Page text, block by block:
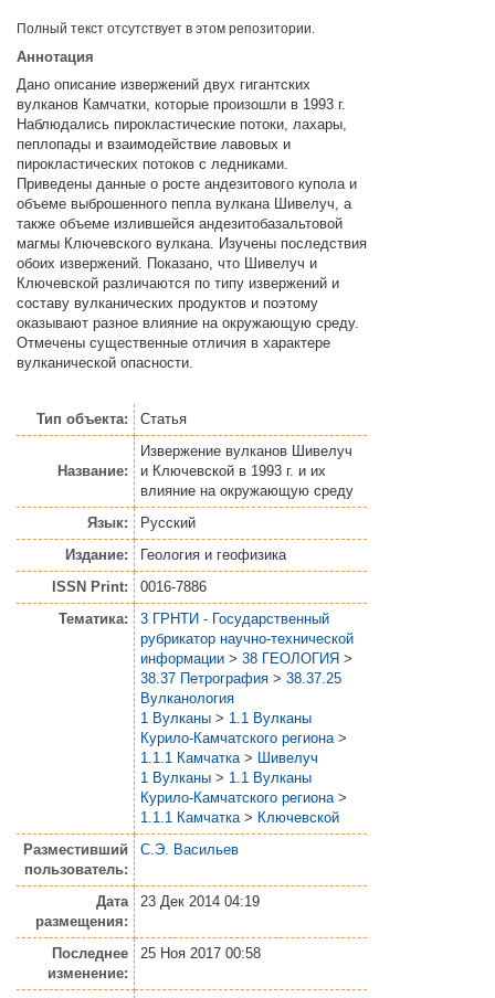
Полный текст отсутствует в этом репозитории.
Аннотация
Дано описание извержений двух гигантских
вулканов Камчатки, которые произошли в 1993 г.
Наблюдались пирокластические потоки, лахары,
пеплопады и взаимодействие лавовых и
пирокластических потоков с ледниками.
Приведены данные о росте андезитового купола и
объеме выброшенного пепла вулкана Шивелуч, а
также объеме излившейся андезитобазальтовой
магмы Ключевского вулкана. Изучены последствия
обоих извержений. Показано, что Шивелуч и
Ключевской различаются по типу извержений и
составу вулканических продуктов и поэтому
оказывают разное влияние на окружающую среду.
Отмечены существенные отличия в характере
вулканической опасности.
Тип объекта: Статья
Название:
Извержение вулканов Шивелуч
и Ключевской в 1993 г. и их
влияние на окружающую среду
Язык:
Русский
Издание:
Геология и геофизика
ISSN Print:
0016-7886
Тематика:
3 ГРНТИ - Государственный
рубрикатор научно-технической
информации > 38 ГЕОЛОГИЯ >
38.37 Петрография > 38.37.25
Вулканология
1 Вулканы > 1.1 Вулканы
Курило-Камчатского региона >
1.1.1 Камчатка > Шивелуч
1 Вулканы > 1.1 Вулканы
Курило-Камчатского региона >
1.1.1 Камчатка > Ключевской
Разместивший
пользователь:
С.Э. Васильев
Дата
размещения:
23 Дек 2014 04:19
Последнее
изменение:
25 Ноя 2017 00:58